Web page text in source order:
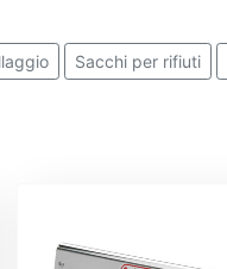
Sacchi per rifiuti